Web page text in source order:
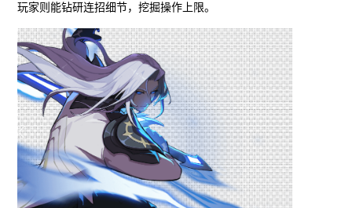
玩家则能钻研连招细节，挖掘操作上限。